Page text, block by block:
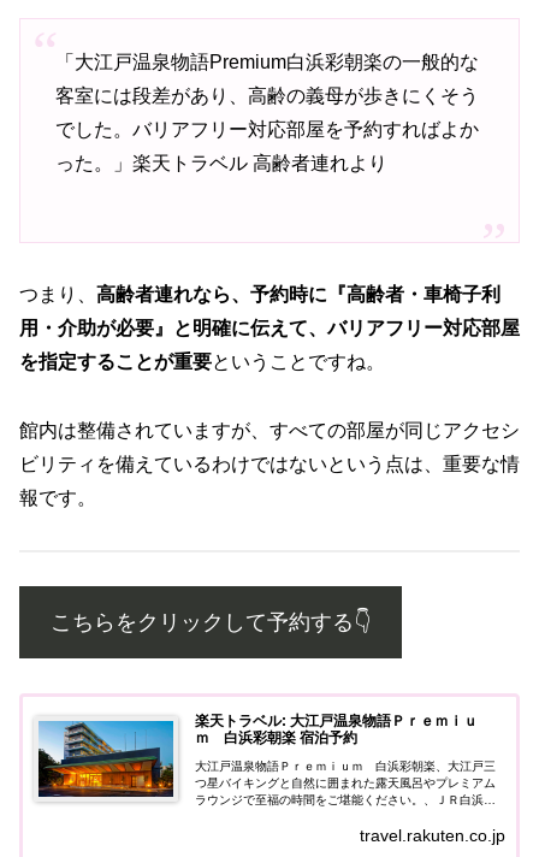
「大江戸温泉物語Premium白浜彩朝楽の一般的な
客室には段差があり、高齢の義母が歩きにくそう
でした。バリアフリー対応部屋を予約すればよか
った。」楽天トラベル 高齢者連れより
つまり、 高齢者連れなら、予約時に『高齢者・車椅子利
用・介助が必要』と明確に伝えて、バリアフリー対応部屋
を指定することが重要ということですね。
館内は整備されていますが、すべての部屋が同じアクセシ
ビリティを備えているわけではないという点は、重要な情
報です。
こちらをクリックして予約する👇️
楽天トラベル: 大江戸温泉物語Ｐｒｅｍｉｕ
ｍ 白浜彩朝楽 宿泊予約
大江戸温泉物語Ｐｒｅｍｉｕｍ 白浜彩朝楽、大江戸三
つ星バイキングと自然に囲まれた露天風呂やプレミアム
ラウンジで至福の時間をご堪能ください。、ＪＲ白浜駅
りお車にて約30分、駐車場:１００台...travel.rakuten.co.jp